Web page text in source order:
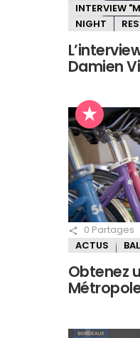
INTERVIEW
NIGHT
Damien
0 Partages
ACTUS
Obtenez